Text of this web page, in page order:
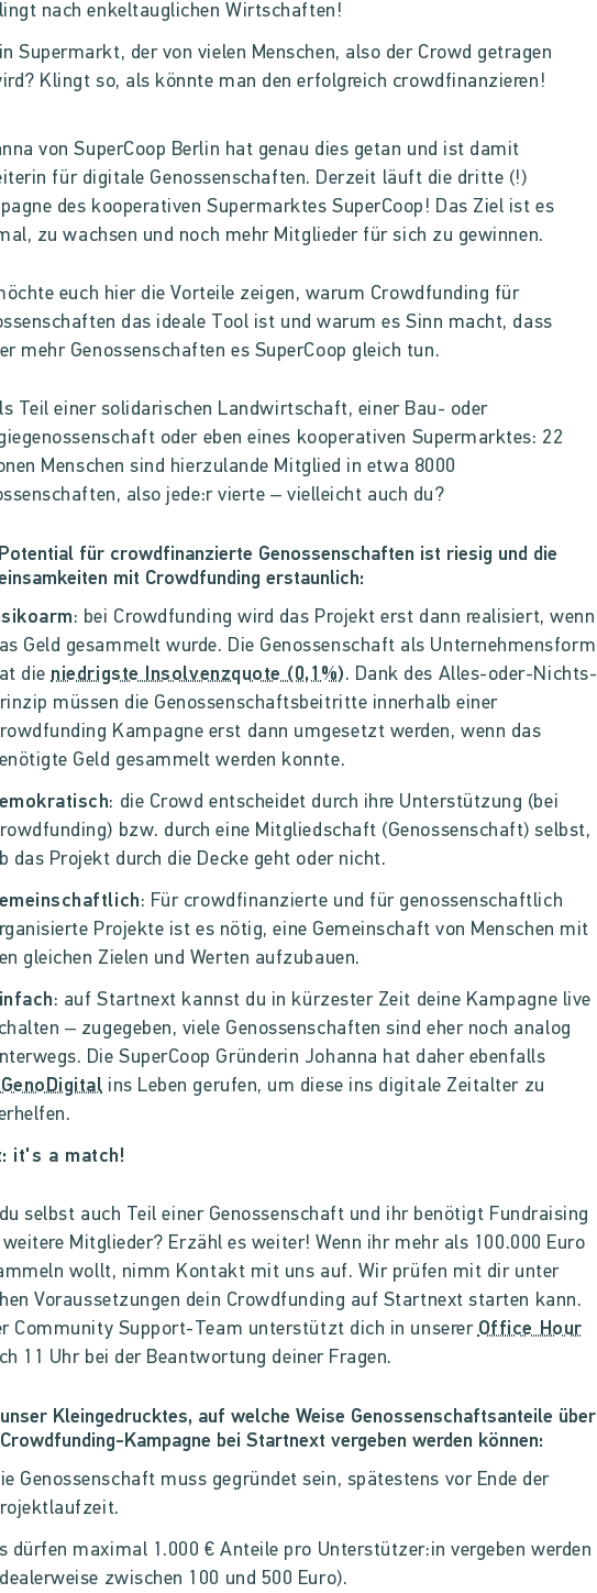
nach enkeltauglichen Wirtschaften!
Supermarkt, der von vielen Menschen, also der Crowd getragen
Klingt so, als könnte man den erfolgreich crowdfinanzieren!
von SuperCoop Berlin hat genau dies getan und ist damit
für digitale Genossenschaften. Derzeit läuft die dritte (!)
des kooperativen Supermarktes SuperCoop! Das Ziel ist es
zu wachsen und noch mehr Mitglieder für sich zu gewinnen.
euch hier die Vorteile zeigen, warum Crowdfunding für
das ideale Tool ist und warum es Sinn macht, dass
mehr Genossenschaften es SuperCoop gleich tun.
Teil einer solidarischen Landwirtschaft, einer Bau- oder
oder eben eines kooperativen Supermarktes: 22
Menschen sind hierzulande Mitglied in etwa 8000
also jede:r vierte – vielleicht auch du?
für crowdfinanzierte Genossenschaften ist riesig und die
mit Crowdfunding erstaunlich:
: bei Crowdfunding wird das Projekt erst dann realisiert, wenn
Geld gesammelt wurde. Die Genossenschaft als Unternehmensform
dieniedrigste Insolvenzquote (0,1%). Dank des Alles-oder-Nichts-
müssen die Genossenschaftsbeitritte innerhalb einer
Kampagne erst dann umgesetzt werden, wenn das
Geld gesammelt werden konnte.
: die Crowd entscheidet durch ihre Unterstützung (bei
bzw. durch eine Mitgliedschaft (Genossenschaft) selbst,
das Projekt durch die Decke geht oder nicht.
: Für crowdfinanzierte und für genossenschaftlich
Projekte ist es nötig, eine Gemeinschaft von Menschen mit
gleichen Zielen und Werten aufzubauen.
: auf Startnext kannst du in kürzester Zeit deine Kampagne live
– zugegeben, viele Genossenschaften sind eher noch analog
Die SuperCoop Gründerin Johanna hat daher ebenfalls
ins Leben gerufen, um diese ins digitale Zeitalter zu
it's a match!
selbst auch Teil einer Genossenschaft und ihr benötigt Fundraising
weitere Mitglieder? Erzähl es weiter! Wenn ihr mehr als 100.000 Euro
wollt, nimm Kontakt mit uns auf. Wir prüfen mit dir unter
Voraussetzungen dein Crowdfunding auf Startnext starten kann.
Community Support-Team unterstützt dich in unsererOffice Hour
11 Uhr bei der Beantwortung deiner Fragen.
Kleingedrucktes, auf welche Weise Genossenschaftsanteile über
Kampagne bei Startnext vergeben werden können:
Genossenschaft muss gegründet sein, spätestens vor Ende der
dürfen maximal 1.000 € Anteile pro Unterstützer:in vergeben werden
zwischen 100 und 500 Euro).